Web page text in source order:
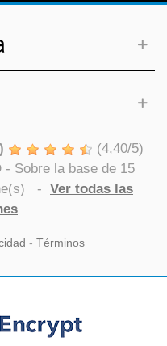
(4,40/5)
- Sobre la base de 15
- Ver todas las
- Términos